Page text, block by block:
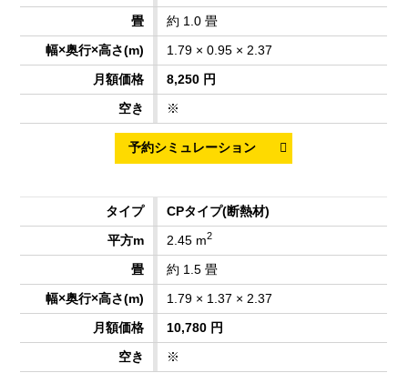
約 1.0 畳
1.79 × 0.95 × 2.37
8,250 円
※
CPタイプ(断熱材)
2.45 m2
約 1.5 畳
1.79 × 1.37 × 2.37
10,780 円
※